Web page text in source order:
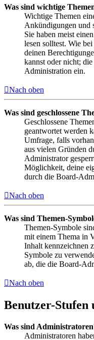
Was sind wichtige
Wichtige Themen
Ankündigungen und
Sie haben meist
lesen solltest. Wie
deinen
kannst oder nicht;
Administration ein.
Nach oben
Was sind geschlossene
Geschlossene
geantwortet werden
Umfrage, falls
aus vielen Gründen
Administrator
Möglichkeit, deine
durch die Board-
Nach oben
Was sind Themen-
Themen-Symbole
mit einem Thema in
Inhalt kennzeichnen
Symbole zu
ab, die die Board-
Nach oben
Benutzer-Stufen
Was sind
Administratoren